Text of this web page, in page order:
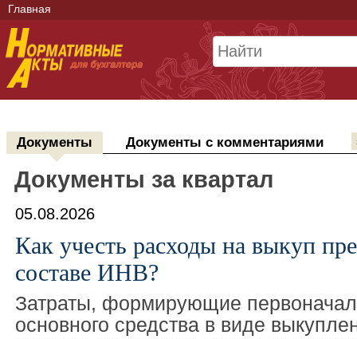
Главная
Документы Документы с комментариями
Документы за квартал
05.08.2026
Как учесть расходы на выкуп
составе ИНВ?
Затраты, формирующие
основного средства в виде